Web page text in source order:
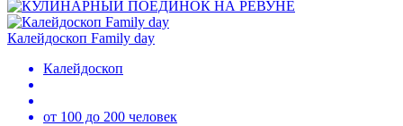
Калейдоскоп Family day
Калейдоскоп
от 100 до 200 человек